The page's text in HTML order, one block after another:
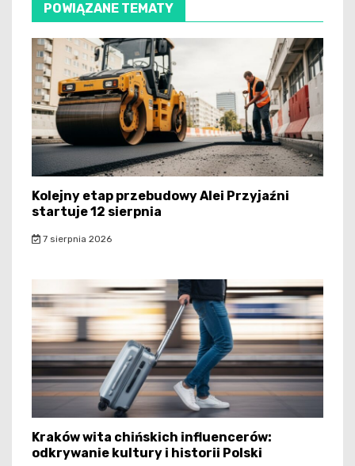
POWIĄZANE TEMATY
Kolejny etap przebudowy Alei Przyjaźni
startuje 12 sierpnia
7 sierpnia 2026
Kraków wita chińskich influencerów:
odkrywanie kultury i historii Polski